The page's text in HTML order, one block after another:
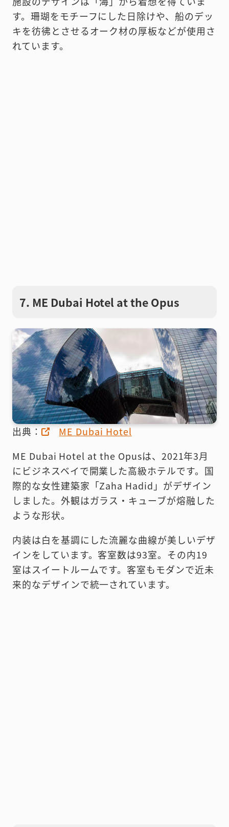
す。珊瑚をモチーフにした日除けや、船のデッ
キを彷彿とさせるオーク材の厚板などが使用さ
れています。
7. ME Dubai Hotel at the Opus
出典：
ME Dubai Hotel
ME Dubai Hotel at the Opusは、2021年3月
にビジネスベイで開業した高級ホテルです。国
際的な女性建築家「Zaha Hadid」がデザイン
しました。外観はガラス・キューブが熔融した
ような形状。
内装は白を基調にした流麗な曲線が美しいデザ
インをしています。客室数は93室。その内19
室はスイートルームです。客室もモダンで近未
来的なデザインで統一されています。